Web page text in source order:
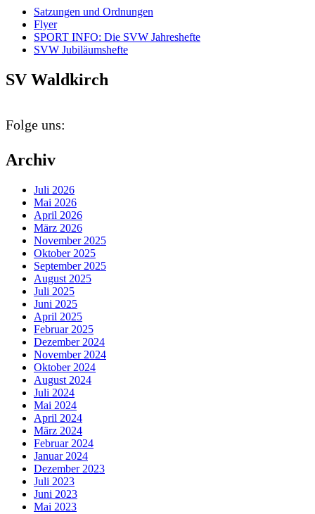
Satzungen und Ordnungen
Flyer
SPORT INFO: Die SVW Jahreshefte
SVW Jubiläumshefte
SV Waldkirch
Folge uns:
Archiv
Juli 2026
Mai 2026
April 2026
März 2026
November 2025
Oktober 2025
September 2025
August 2025
Juli 2025
Juni 2025
April 2025
Februar 2025
Dezember 2024
November 2024
Oktober 2024
August 2024
Juli 2024
Mai 2024
April 2024
März 2024
Februar 2024
Januar 2024
Dezember 2023
Juli 2023
Juni 2023
Mai 2023